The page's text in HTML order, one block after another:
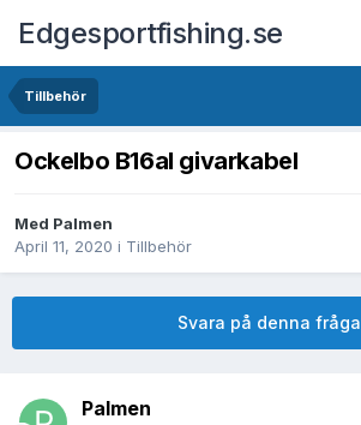
Edgesportfishing.se
Tillbehör
Ockelbo B16al givarkabel
Med Palmen
April 11, 2020 i Tillbehör
Svara på denna fråga
Palmen